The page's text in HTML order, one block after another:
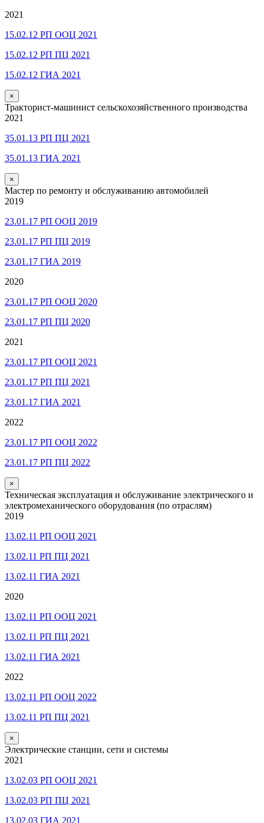
2021
15.02.12 РП ООЦ 2021
15.02.12 РП ПЦ 2021
15.02.12 ГИА 2021
×
Тракторист-машинист сельскохозяйственного производства
2021
35.01.13 РП ПЦ 2021
35.01.13 ГИА 2021
×
Мастер по ремонту и обслуживанию автомобилей
2019
23.01.17 РП ООЦ 2019
23.01.17 РП ПЦ 2019
23.01.17 ГИА 2019
2020
23.01.17 РП ООЦ 2020
23.01.17 РП ПЦ 2020
2021
23.01.17 РП ООЦ 2021
23.01.17 РП ПЦ 2021
23.01.17 ГИА 2021
2022
23.01.17 РП ООЦ 2022
23.01.17 РП ПЦ 2022
×
Техническая эксплуатация и обслуживание электрического и
электромеханического оборудования (по отраслям)
2019
13.02.11 РП ООЦ 2021
13.02.11 РП ПЦ 2021
13.02.11 ГИА 2021
2020
13.02.11 РП ООЦ 2021
13.02.11 РП ПЦ 2021
13.02.11 ГИА 2021
2022
13.02.11 РП ООЦ 2022
13.02.11 РП ПЦ 2021
×
Электрические станции, сети и системы
2021
13.02.03 РП ООЦ 2021
13.02.03 РП ПЦ 2021
13.02.03 ГИА 2021